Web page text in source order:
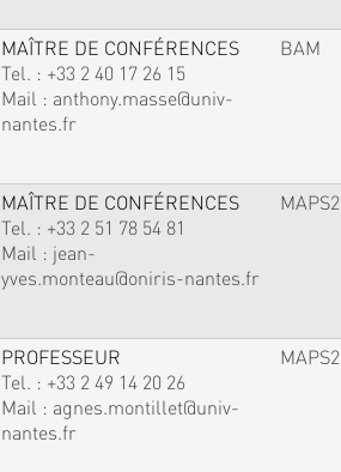
MAÎTRE DE CONFÉRENCES
Tel. : +33 2 40 17 26 15
Mail : anthony.masse@univ-
nantes.fr
BAM
MAÎTRE DE CONFÉRENCES
Tel. : +33 2 51 78 54 81
Mail : jean-
yves.monteau@oniris-nantes.fr
MAPS2
PROFESSEUR
Tel. : +33 2 49 14 20 26
Mail : agnes.montillet@univ-
nantes.fr
MAPS2